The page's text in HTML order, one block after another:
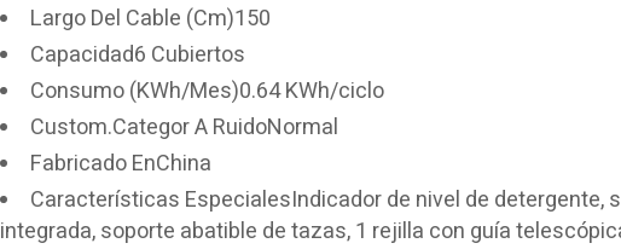
Largo Del Cable (Cm)150
Capacidad6 Cubiertos
Consumo (KWh/Mes)0.64 KWh/ciclo
Custom.Categor A RuidoNormal
Fabricado EnChina
Características EspecialesIndicador de nivel de detergente,
integrada, soporte abatible de tazas, 1 rejilla con guía